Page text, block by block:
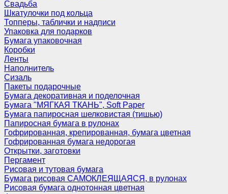
Свадьба
Шкатулочки под кольца
Топперы, таблички и надписи
Упаковка для подарков
Бумага упаковочная
Коробки
Ленты
Наполнитель
Сизаль
Пакеты подарочные
Бумага декоративная и поделочная
Бумага "МЯГКАЯ ТКАНЬ", Soft Paper
Бумага папиросная шелковистая (тишью)
Папиросная бумага в рулонах
Гофрированная, крепированная, бумага цветная
Гофрированная бумага недорогая
Открытки, заготовки
Пергамент
Рисовая и тутовая бумага
Бумага рисовая САМОКЛЕЯЩАЯСЯ, в рулонах
Рисовая бумага однотонная цветная